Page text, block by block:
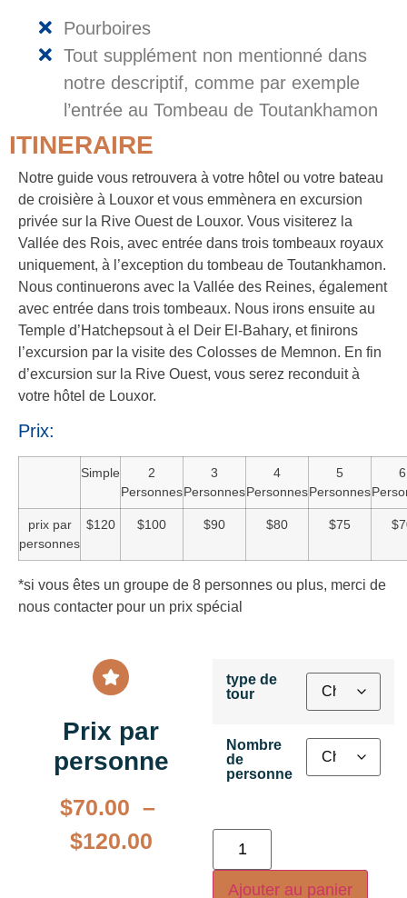
Pourboires
Tout supplément non mentionné dans
notre descriptif, comme par exemple
l’entrée au Tombeau de Toutankhamon
ITINERAIRE
Notre guide vous retrouvera à votre hôtel ou votre bateau
de croisière à Louxor et vous emmènera en excursion
privée sur la Rive Ouest de Louxor. Vous visiterez la
Vallée des Rois, avec entrée dans trois tombeaux royaux
uniquement, à l’exception du tombeau de Toutankhamon.
Nous continuerons avec la Vallée des Reines, également
avec entrée dans trois tombeaux. Nous irons ensuite au
Temple d’Hatchepsout à el Deir El-Bahary, et finirons
l’excursion par la visite des Colosses de Memnon. En fin
d’excursion sur la Rive Ouest, vous serez reconduit à
votre hôtel de Louxor.
Prix:
Simple
2
Personnes
3
Personnes
4
Personnes
5
Personnes
6
prix par
personnes
$120 $100 $90 $80 $75
*si vous êtes un groupe de 8 personnes ou plus, merci de
nous contacter pour un prix spécial
Prix par
personne
$70.00 –
$120.00
type de
tour
Nombre
de
personne
Ajouter au panier